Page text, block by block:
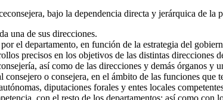
bajo la dependencia directa y jerárquica de la
una de sus direcciones.
el departamento, en función de la estrategia del
precisos en los objetivos de las distintas direcciones
así como de las direcciones y demás órganos y
o consejera, en el ámbito de las funciones que
diputaciones forales y entes locales